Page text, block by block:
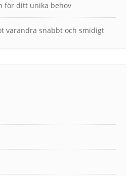
för ditt unika behov
varandra snabbt och smidigt